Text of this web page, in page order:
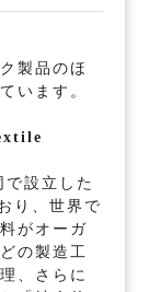
製品のほ
います。
設立した
り、世界で
がオーガ
の製造工
、さらに